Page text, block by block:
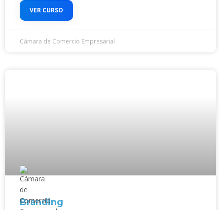
VER CURSO
Cámara de Comercio Empresarial
Branding